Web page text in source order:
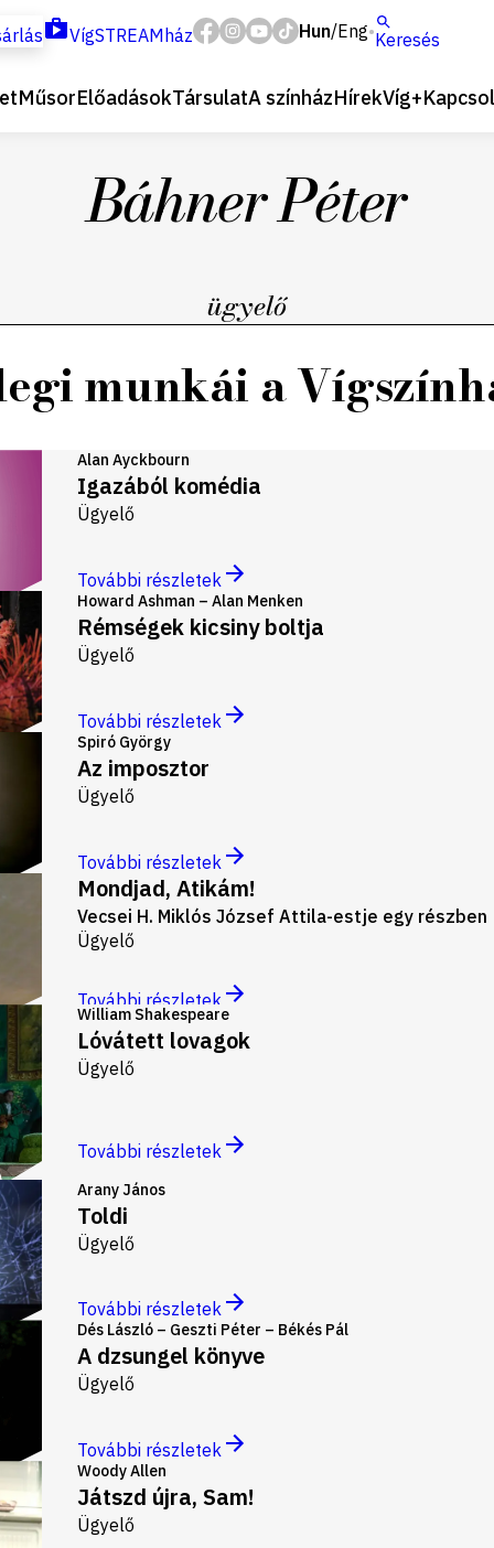
VígSTREAMház Hun/Eng Keresés
MűsorElőadásokTársulatA színházHírekVíg+
Báhner Péter
ügyelő
munkái a
Alan Ayckbourn
Igazából komédia
Ügyelő
További részletek
Howard Ashman – Alan Menken
Rémségek kicsiny boltja
Ügyelő
További részletek
Spiró György
Az imposztor
Ügyelő
További részletek
Mondjad, Atikám!
Vecsei H. Miklós József Attila-estje egy részben
Ügyelő
További részletek
William Shakespeare
Lóvátett lovagok
Ügyelő
További részletek
Arany János
Toldi
Ügyelő
További részletek
Dés László – Geszti Péter – Békés Pál
A dzsungel könyve
Ügyelő
További részletek
Woody Allen
Játszd újra, Sam!
Ügyelő